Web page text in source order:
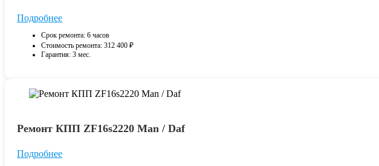
Подробнее
Срок ремонта: 6 часов
Стоимость ремонта: 312 400 ₽
Гарантия: 3 мес.
Ремонт КПП ZF16s2220 Man / Daf
Подробнее